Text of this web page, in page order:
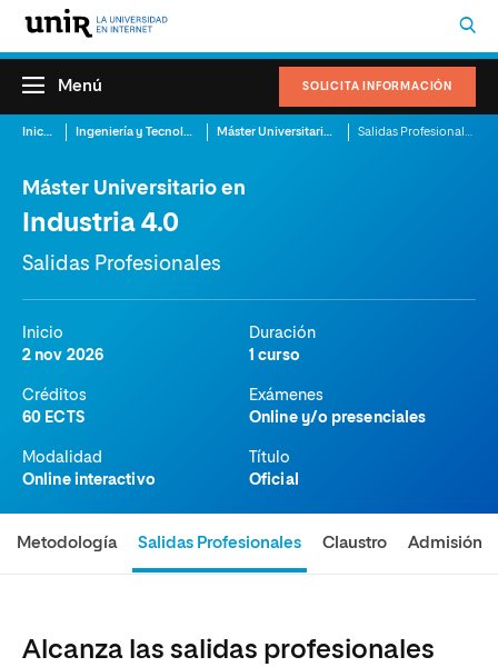
SOLICITA INFORMACIÓN
Menú
Inicio Ingeniería y Tecnología Máster Universitario en Industria 4.0
Máster Universitario en
Industria 4.0
Salidas Profesionales
Inicio
2 nov 2026
Duración
1 curso
Créditos
60 ECTS
Exámenes
Online y/o presenciales
Modalidad
Online interactivo
Título
Oficial
Metodología Salidas Profesionales Claustro Admisión
Alcanza las salidas profesionales